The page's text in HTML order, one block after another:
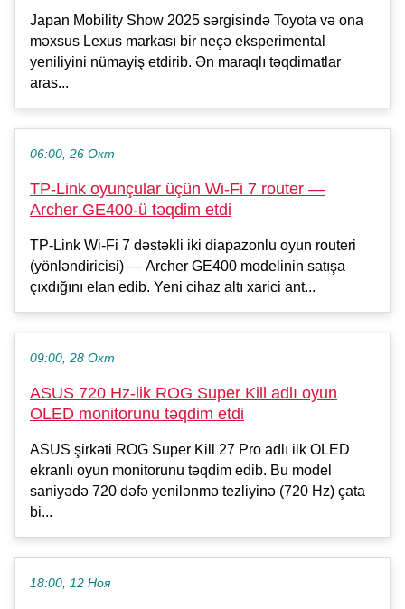
Japan Mobility Show 2025 sərgisində Toyota və ona
məxsus Lexus markası bir neçə eksperimental
yeniliyini nümayiş etdirib. Ən maraqlı təqdimatlar
aras...
06:00, 26 Окт
TP-Link oyunçular üçün Wi-Fi 7 router —
Archer GE400-ü təqdim etdi
TP-Link Wi-Fi 7 dəstəkli iki diapazonlu oyun routeri
(yönləndiricisi) — Archer GE400 modelinin satışa
çıxdığını elan edib. Yeni cihaz altı xarici ant...
09:00, 28 Окт
ASUS 720 Hz-lik ROG Super Kill adlı oyun
OLED monitorunu təqdim etdi
ASUS şirkəti ROG Super Kill 27 Pro adlı ilk OLED
ekranlı oyun monitorunu təqdim edib. Bu model
saniyədə 720 dəfə yenilənmə tezliyinə (720 Hz) çata
bi...
18:00, 12 Ноя